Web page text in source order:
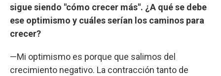
sigue siendo "cómo crecer más". ¿A qué se debe
ese optimismo y cuáles serían los caminos para
crecer?
—Mi optimismo es porque que salimos del
crecimiento negativo. La contracción tanto de